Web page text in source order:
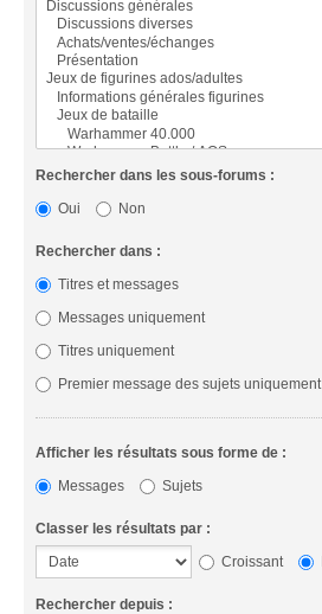
Rechercher dans les sous-forums :
Oui
Non
Rechercher dans :
Titres et messages
Messages uniquement
Titres uniquement
Premier message des sujets uniquement
Afficher les résultats sous forme de :
Messages
Sujets
Classer les résultats par :
Croissant
Rechercher depuis :